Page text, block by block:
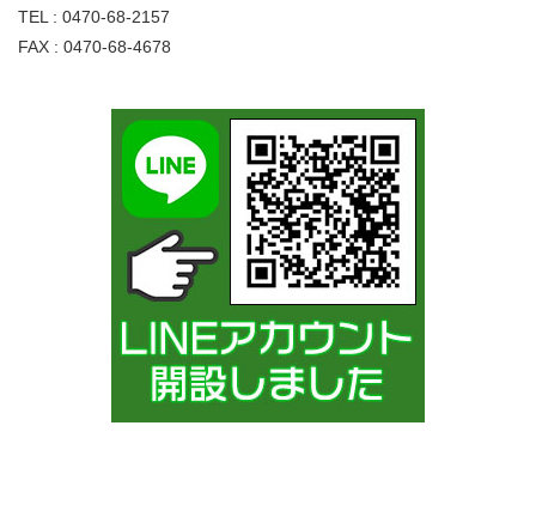
TEL : 0470-68-2157
FAX : 0470-68-4678